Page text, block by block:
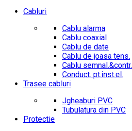
Cabluri
Cablu alarma
Cablu coaxial
Cablu de date
Cablu de joasa tens.
Cablu semnal.&contr.
Conduct. pt.inst.el.
Trasee cabluri
Jgheaburi PVC
Tubulatura din PVC
Protectie